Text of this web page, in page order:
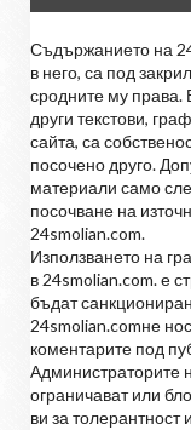
Съдържанието на
в него, са под
сродните му права.
други текстови,
сайта, са
посочено друго.
материали само
посочване на
24smolian.com.
Използването на
в 24smolian.com. е
бъдат
24smolian.comне
коментарите под
Администраторите
ограничават или
ви за толерантност